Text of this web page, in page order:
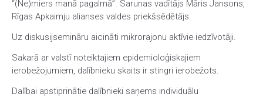
“(Ne)miers manā pagalmā”. Sarunas vadītājs Māris Jansons,
Rīgas Apkaimju alianses valdes priekšsēdētājs.
Uz diskusijsemināru aicināti mikrorajonu aktīvie iedzīvotāji.
Sakarā ar valstī noteiktajiem epidemioloģiskajiem
ierobežojumiem, dalībnieku skaits ir stingri ierobežots.
Dalībai apstiprinātie dalībnieki saņems individuālu